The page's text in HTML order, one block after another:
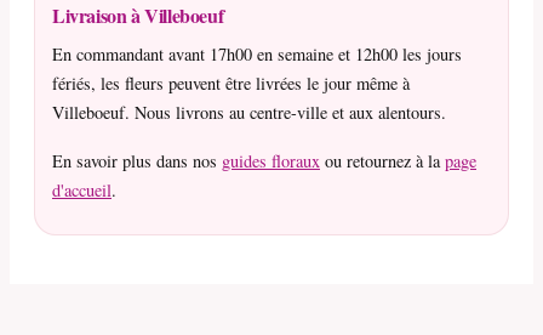
Livraison à Villeboeuf
En commandant avant 17h00 en semaine et 12h00 les jours
fériés, les fleurs peuvent être livrées le jour même à
Villeboeuf. Nous livrons au centre-ville et aux alentours.
En savoir plus dans nos guides floraux ou retournez à lapage
d'accueil.